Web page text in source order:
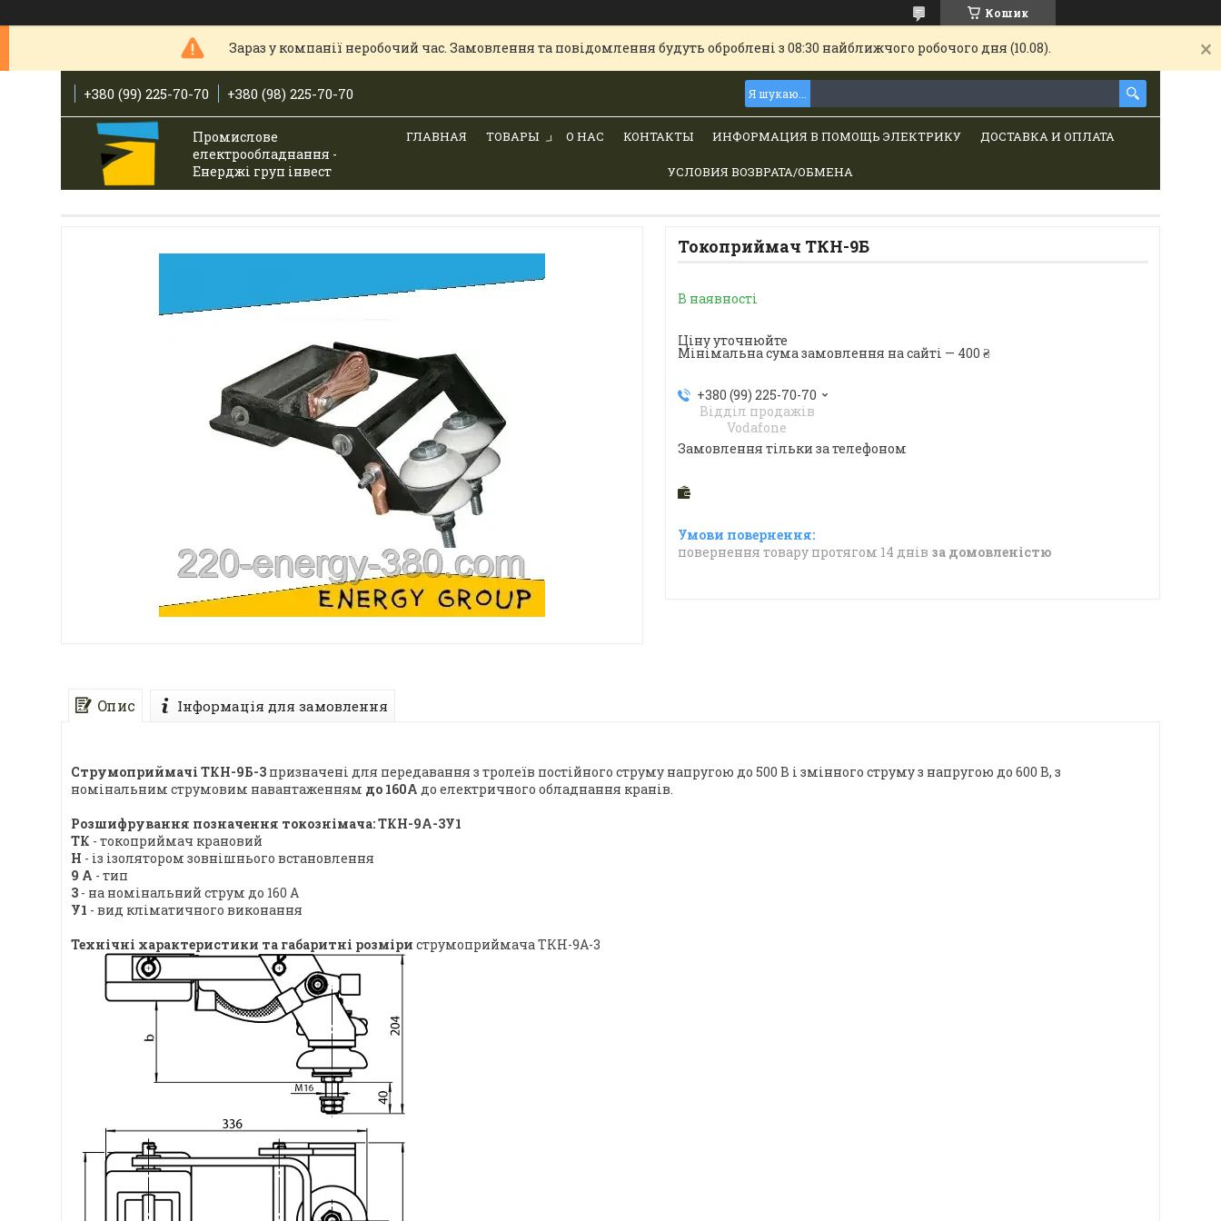
Кошик
Зараз у компанії неробочий час. Замовлення та повідомлення будуть оброблені з 08:30 найближчого робочого дня (10.08).
+380 (99) 225-70-70 +380 (98) 225-70-70
Промислове
електрообладнання -
Енерджі груп інвест
ГЛАВНАЯ ТОВАРЫ О НАС КОНТАКТЫ ИНФОРМАЦИЯ В ПОМОЩЬ ЭЛЕКТРИКУ ДОСТАВКА И ОПЛАТА
УСЛОВИЯ ВОЗВРАТА/ОБМЕНА
Токоприймач ТКН-9Б
В наявності
Ціну уточнюйте
Мінімальна сума замовлення на сайті — 400 ₴
+380 (99) 225-70-70
Відділ продажів
Vodafone
Замовлення тільки за телефоном
повернення товару протягом 14 днів за домовленістю
Опис Інформація для замовлення
Струмоприймачі ТКН-9Б-3 призначені для передавання з тролеїв постійного струму напругою до 500 В і змінного струму з напругою до 600 В, з
номінальним струмовим навантаженням до 160А до електричного обладнання кранів.
Розшифрування позначення токознімача: ТКН-9А-3У1
ТК - токоприймач крановий
Н - із ізолятором зовнішнього встановлення
9 А - тип
3 - на номінальний струм до 160 А
У1 - вид кліматичного виконання
Технічні характеристики та габаритні розміри струмоприймача ТКН-9А-3